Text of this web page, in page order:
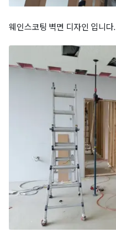
웨인스코팅 벽면 디자인 입니다.